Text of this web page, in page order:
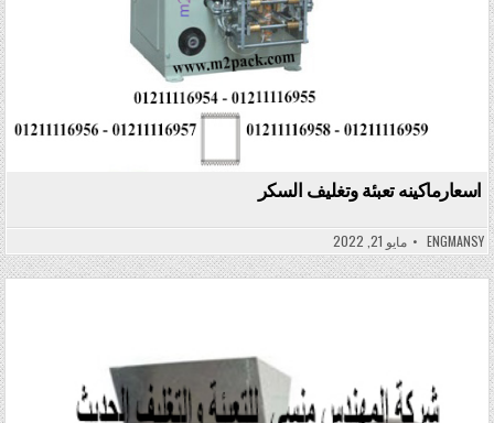
اسعارماكينه تعبئة وتغليف السكر
ENGMANSY مايو 21, 2022